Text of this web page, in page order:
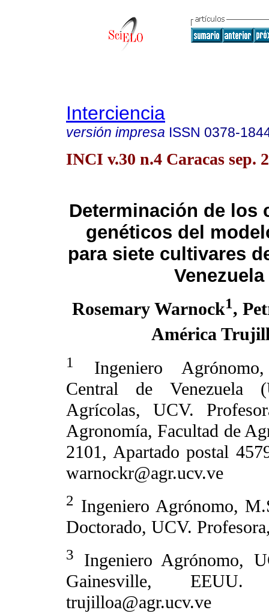
Interciencia
versión impresa ISSN 0378-
INCI v.30 n.4 Caracas sep.
Determinación de los
genéticos del
para siete cultivares
Venezuela
Rosemary Warnock1,
América
1
Ingeniero
Central de Venezuela
Agrícolas, UCV.
Agronomía, Facultad de
2101, Apartado postal
warnockr@agr.ucv.ve
2 Ingeniero Agrónomo,
Doctorado, UCV.
3
Ingeniero Agrónomo,
Gainesville,
trujilloa@agr.ucv.ve